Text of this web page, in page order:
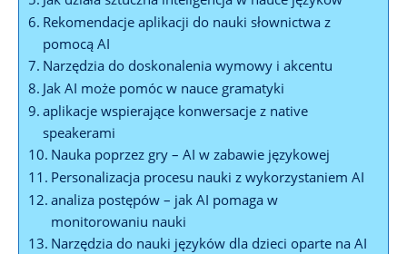
Rekomendacje ⁢aplikacji do nauki słownictwa z
‍pomocą ​AI
Narzędzia do‍ doskonalenia ‍wymowy i ​akcentu
Jak ⁢AI może pomóc w nauce gramatyki
aplikacje ‍wspierające ‍konwersacje z⁤ native
speakerami
Nauka ‍poprzez gry – AI w ⁤zabawie językowej
Personalizacja procesu ‌nauki z‍ wykorzystaniem ‌AI
analiza postępów – jak AI⁢ pomaga ⁢w
monitorowaniu ⁣nauki
Narzędzia do ​nauki języków dla dzieci oparte na AI